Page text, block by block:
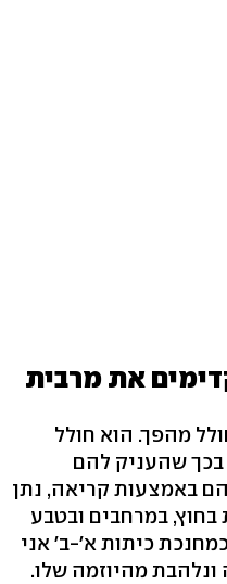
את מרבית
מהפך. הוא חולל
שהעניק להם
באמצעות קריאה, נתן
בחוץ, במרחבים ובטבע
כיתות א'-ב' אני
מהיוזמה שלו.